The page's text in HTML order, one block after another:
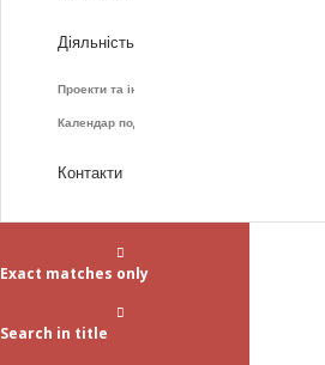
Діяльність
Проекти та ініціативи
Календар подій
Контакти
Exact matches only
Search in title